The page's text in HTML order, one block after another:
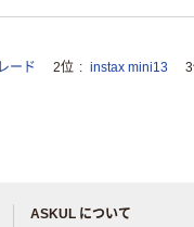
ード 2位 instax mini13
ASKUL について